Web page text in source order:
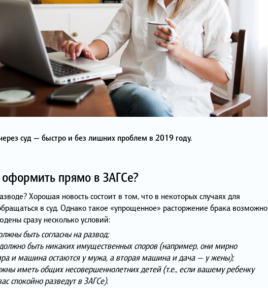
суд — быстро и без лишних проблем в 2019 году.
прямо в ЗАГСе?
Хорошая новость состоит в том, что в некоторых случаях для
в суд. Однако такое «упрощенное» расторжение брака возможно
сразу несколько условий:
быть согласны на развод;
должно быть никаких имущественных споров (например, они мирно
и машина остаются у мужа, а вторая машина и дача — у жены);
иметь общих несовершеннолетних детей (т.е., если вашему ребенку
спокойно разведут в ЗАГСе).